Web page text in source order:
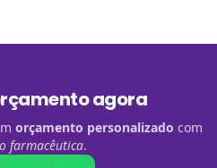
agora
orçamento personalizado com
farmacêutica.